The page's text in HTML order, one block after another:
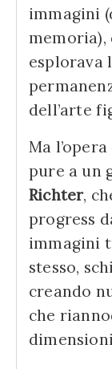
immagini
memoria),
esplorava
dell’arte
Ma
pure a un
Richter,
progress
immagini
stesso,
creando
che